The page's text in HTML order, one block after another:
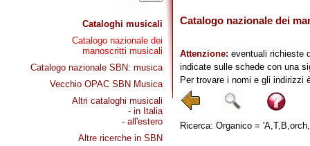
Cataloghi musicali
Catalogo nazionale dei
manoscritti musicali
Catalogo nazionale SBN: musica
Vecchio OPAC SBN Musica
Altri cataloghi musicali
- in Italia
- all'estero
Altre ricerche in SBN
Catalogo nazionale dei
Attenzione: eventuali richieste
indicate sulle schede con una
Per trovare i nomi e gli indirizzi
Ricerca: Organico =